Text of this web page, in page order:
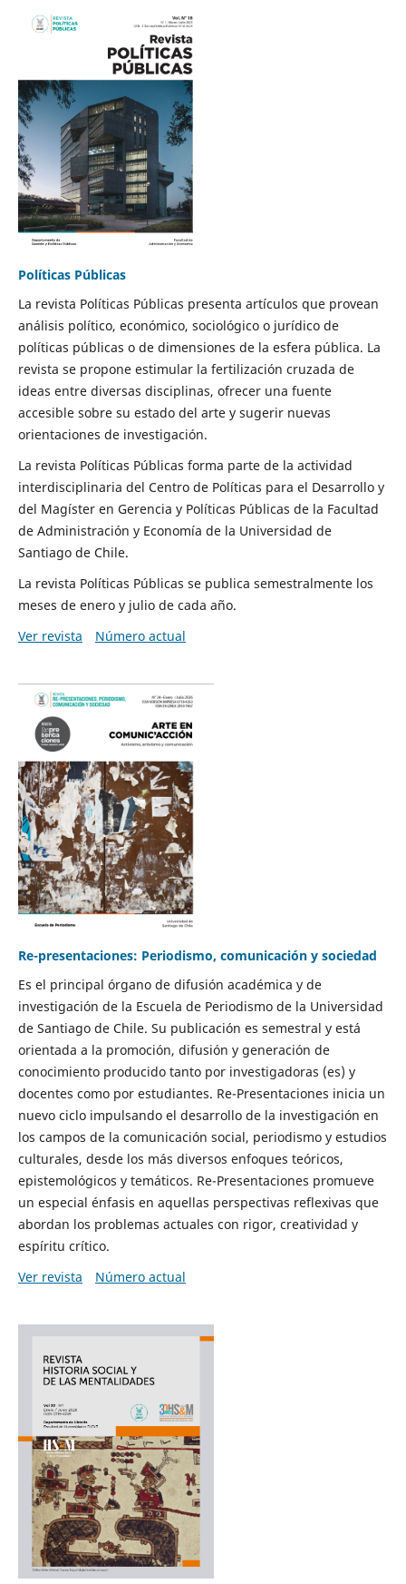
Políticas Públicas
La revista Políticas Públicas presenta artículos que provean
análisis político, económico, sociológico o jurídico de
políticas públicas o de dimensiones de la esfera pública. La
revista se propone estimular la fertilización cruzada de
ideas entre diversas disciplinas, ofrecer una fuente
accesible sobre su estado del arte y sugerir nuevas
orientaciones de investigación.
La revista Políticas Públicas forma parte de la actividad
interdisciplinaria del Centro de Políticas para el Desarrollo y
del Magíster en Gerencia y Políticas Públicas de la Facultad
de Administración y Economía de la Universidad de
Santiago de Chile.
La revista Políticas Públicas se publica semestralmente los
meses de enero y julio de cada año.
Ver revista
Número actual
Re-presentaciones: Periodismo, comunicación y sociedad
Es el principal órgano de difusión académica y de
investigación de la Escuela de Periodismo de la Universidad
de Santiago de Chile. Su publicación es semestral y está
orientada a la promoción, difusión y generación de
conocimiento producido tanto por investigadoras (es) y
docentes como por estudiantes. Re-Presentaciones inicia un
nuevo ciclo impulsando el desarrollo de la investigación en
los campos de la comunicación social, periodismo y estudios
culturales, desde los más diversos enfoques teóricos,
epistemológicos y temáticos. Re-Presentaciones promueve
un especial énfasis en aquellas perspectivas reflexivas que
abordan los problemas actuales con rigor, creatividad y
espíritu crítico.
Ver revista
Número actual